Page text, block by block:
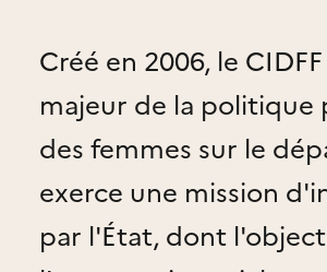
Créé en 2006, le
majeur de la
des femmes sur le
exerce une mission
par l'État, dont